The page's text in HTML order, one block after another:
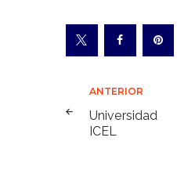
Navegación
de
entradas
ANTERIOR
Universidad
ICEL